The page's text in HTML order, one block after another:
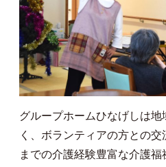
グループホームひなげしは
く、ボランティアの方との
までの介護経験豊富な介護